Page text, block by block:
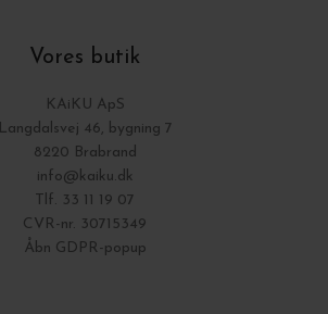
Vores butik
KAiKU ApS
Langdalsvej 46, bygning 7
8220 Brabrand
info@kaiku.dk
Tlf. 33 11 19 07
CVR-nr. 30715349
Åbn GDPR-popup